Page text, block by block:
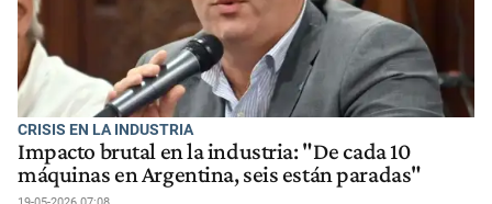
CRISIS EN LA INDUSTRIA
Impacto brutal en la industria: "De cada 10
máquinas en Argentina, seis están paradas"